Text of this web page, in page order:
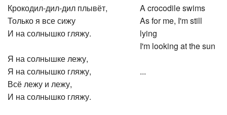
Крокодил-дил-дил плывёт,
Только я все сижу
И на солнышко гляжу.
Я на солнышке лежу,
Я на солнышко гляжу,
Всё лежу и лежу,
И на солнышко гляжу.
A crocodile swims
As for me, I'm still
lying
I'm looking at the sun
...